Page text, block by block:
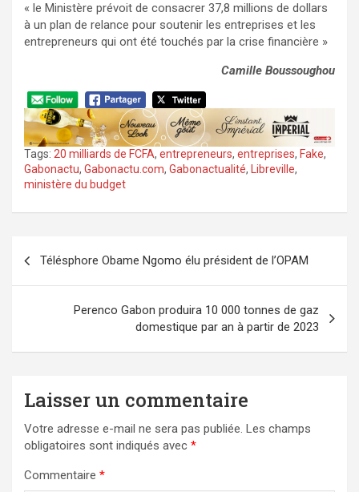
« le Ministère prévoit de consacrer 37,8 millions de dollars
à un plan de relance pour soutenir les entreprises et les
entrepreneurs qui ont été touchés par la crise financière »
Camille Boussoughou
Tags: 20 milliards de FCFA, entrepreneurs, entreprises, Fake,
Gabonactu, Gabonactu.com, Gabonactualité, Libreville,
ministère du budget
de
l’article
Télésphore Obame Ngomo élu président de l’OPAM
Perenco Gabon produira 10 000 tonnes de gaz
domestique par an à partir de 2023
Laisser un commentaire
Votre adresse e-mail ne sera pas publiée. Les champs
obligatoires sont indiqués avec *
Commentaire *